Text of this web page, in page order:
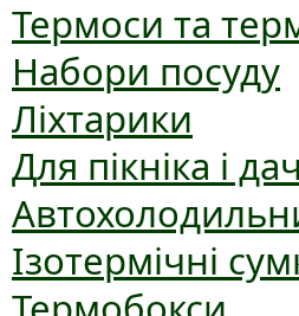
Термоси та
Набори посуду
Ліхтарики
Для пікніка і
Ізотермічні